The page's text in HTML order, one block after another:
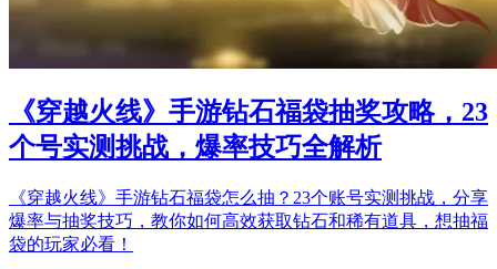
《穿越火线》手游钻石福袋抽奖攻略，23
个号实测挑战，爆率技巧全解析
《穿越火线》手游钻石福袋怎么抽？23个账号实测挑战，分享
爆率与抽奖技巧，教你如何高效获取钻石和稀有道具，想抽福
袋的玩家必看！